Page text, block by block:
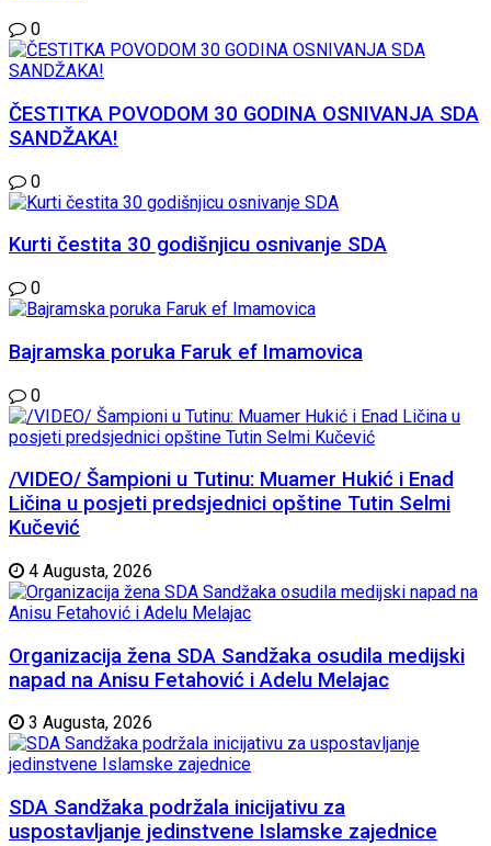
0
ČESTITKA POVODOM 30 GODINA OSNIVANJA SDA
SANDŽAKA!
0
Kurti čestita 30 godišnjicu osnivanje SDA
0
Bajramska poruka Faruk ef Imamovica
0
/VIDEO/ Šampioni u Tutinu: Muamer Hukić i Enad
Ličina u posjeti predsjednici opštine Tutin Selmi
Kučević
4 Augusta, 2026
Organizacija žena SDA Sandžaka osudila medijski
napad na Anisu Fetahović i Adelu Melajac
3 Augusta, 2026
SDA Sandžaka podržala inicijativu za
uspostavljanje jedinstvene Islamske zajednice